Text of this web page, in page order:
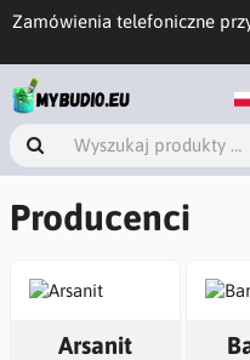
Zamówienia telefoniczne
Producenci
Arsanit